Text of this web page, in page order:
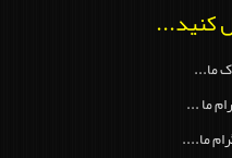
کنید...
ما...
ما ...
ما....